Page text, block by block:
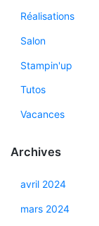
Réalisations
Salon
Stampin'up
Tutos
Vacances
Archives
avril 2024
mars 2024